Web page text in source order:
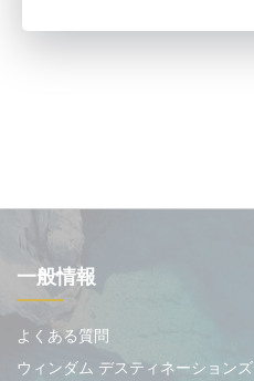
一般情報
よくある質問
ウィンダム デスティネーションズ